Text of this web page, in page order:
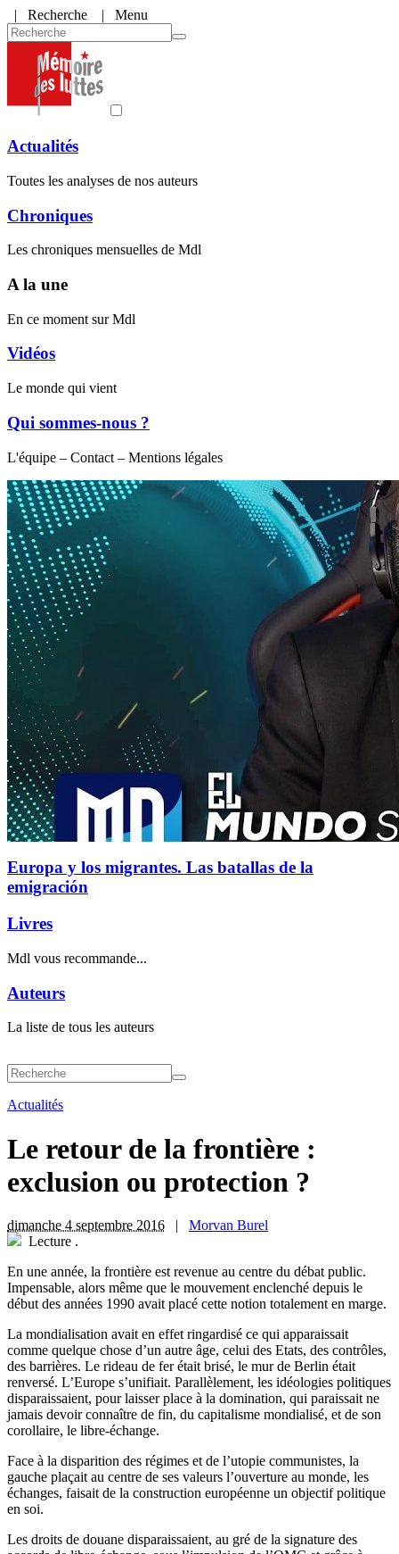
| Recherche | Menu
Actualités
Toutes les analyses de nos auteurs
Chroniques
Les chroniques mensuelles de Mdl
A la une
En ce moment sur Mdl
Vidéos
Le monde qui vient
Qui sommes-nous ?
L'équipe – Contact – Mentions légales
Europa y los migrantes. Las batallas de la
emigración
Livres
Mdl vous recommande...
Auteurs
La liste de tous les auteurs
Actualités
Le retour de la frontière :
exclusion ou protection ?
dimanche 4 septembre 2016 | Morvan Burel
Lecture .
En une année, la frontière est revenue au centre du débat public.
Impensable, alors même que le mouvement enclenché depuis le
début des années 1990 avait placé cette notion totalement en marge.
La mondialisation avait en effet ringardisé ce qui apparaissait
comme quelque chose d’un autre âge, celui des Etats, des contrôles,
des barrières. Le rideau de fer était brisé, le mur de Berlin était
renversé. L’Europe s’unifiait. Parallèlement, les idéologies politiques
disparaissaient, pour laisser place à la domination, qui paraissait ne
jamais devoir connaître de fin, du capitalisme mondialisé, et de son
corollaire, le libre-échange.
Face à la disparition des régimes et de l’utopie communistes, la
gauche plaçait au centre de ses valeurs l’ouverture au monde, les
échanges, faisait de la construction européenne un objectif politique
en soi.
Les droits de douane disparaissaient, au gré de la signature des